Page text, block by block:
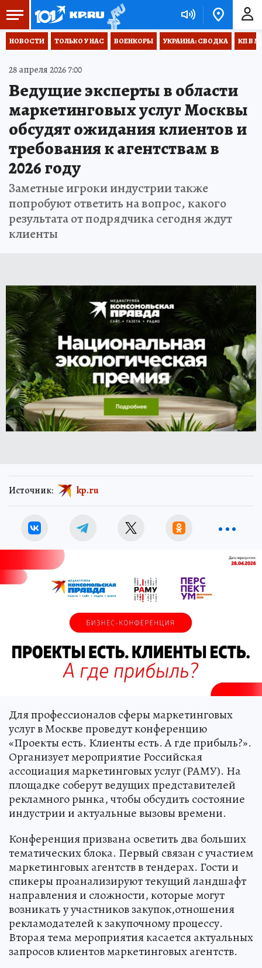
НОВОСТИ ТОЛЬКО У НАС ВОЕНКОРЫ УКРАИНА: СВОДКА КП В
28 апреля 2026 7:00
Ведущие эксперты в области
маркетинговых услуг Москвы
обсудят ожидания клиентов и
требования к агентствам в
2026 году
Заметные игроки индустрии также
попробуют ответить на вопрос, какого
результата от подрядчика сегодня ждут
клиенты
Источник: kp.ru
Для профессионалов сферы маркетинговых
услуг в Москве проведут конференцию
«Проекты есть. Клиенты есть. А где прибыль?».
Организует мероприятие Российская
ассоциация маркетинговых услуг (РАМУ). На
площадке соберут ведущих представителей
рекламного рынка, чтобы обсудить состояние
индустрии и актуальные вызовы времени.
Конференция призвана осветить два больших
тематических блока. Первый связан с участием
маркетинговых агентств в тендерах. Гости и
спикеры проанализируют текущий ландшафт
направления и сложности, которые могут
возникать у участников закупок,отношения
рекламодателей к закупочному процессу.
Вторая тема мероприятия касается актуальных
запросов клиентов маркетинговых агентств.